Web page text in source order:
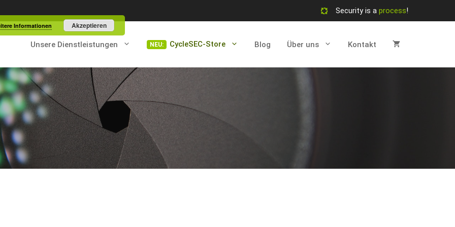
Security is a process!
Unsere Dienstleistungen CycleSEC-Store Blog Über uns Kontakt
Informationen Akzeptieren